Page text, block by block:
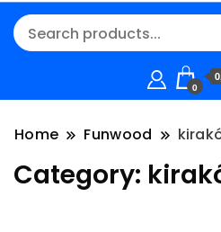
0
Home Funwood
Category: